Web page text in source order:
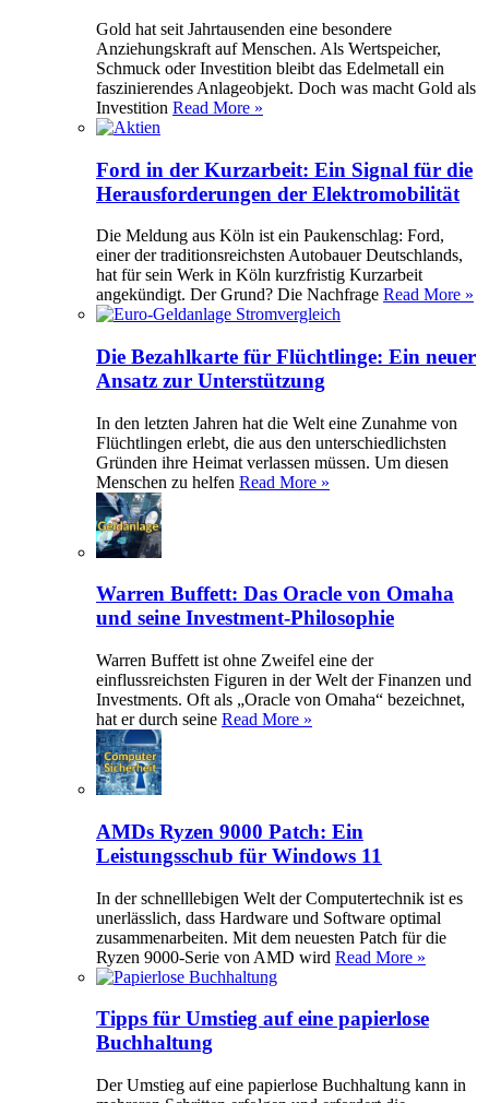
Gold hat seit Jahrtausenden eine besondere
Anziehungskraft auf Menschen. Als Wertspeicher,
Schmuck oder Investition bleibt das Edelmetall ein
faszinierendes Anlageobjekt. Doch was macht Gold als
Investition Read More »
Ford in der Kurzarbeit: Ein Signal für die
Herausforderungen der Elektromobilität
Die Meldung aus Köln ist ein Paukenschlag: Ford,
einer der traditionsreichsten Autobauer Deutschlands,
hat für sein Werk in Köln kurzfristig Kurzarbeit
angekündigt. Der Grund? Die Nachfrage Read More »
Die Bezahlkarte für Flüchtlinge: Ein neuer
Ansatz zur Unterstützung
In den letzten Jahren hat die Welt eine Zunahme von
Flüchtlingen erlebt, die aus den unterschiedlichsten
Gründen ihre Heimat verlassen müssen. Um diesen
Menschen zu helfen Read More »
Warren Buffett: Das Oracle von Omaha
und seine Investment-Philosophie
Warren Buffett ist ohne Zweifel eine der
einflussreichsten Figuren in der Welt der Finanzen und
Investments. Oft als „Oracle von Omaha“ bezeichnet,
hat er durch seine Read More »
AMDs Ryzen 9000 Patch: Ein
Leistungsschub für Windows 11
In der schnelllebigen Welt der Computertechnik ist es
unerlässlich, dass Hardware und Software optimal
zusammenarbeiten. Mit dem neuesten Patch für die
Ryzen 9000-Serie von AMD wird Read More »
Tipps für Umstieg auf eine papierlose
Buchhaltung
Der Umstieg auf eine papierlose Buchhaltung kann in